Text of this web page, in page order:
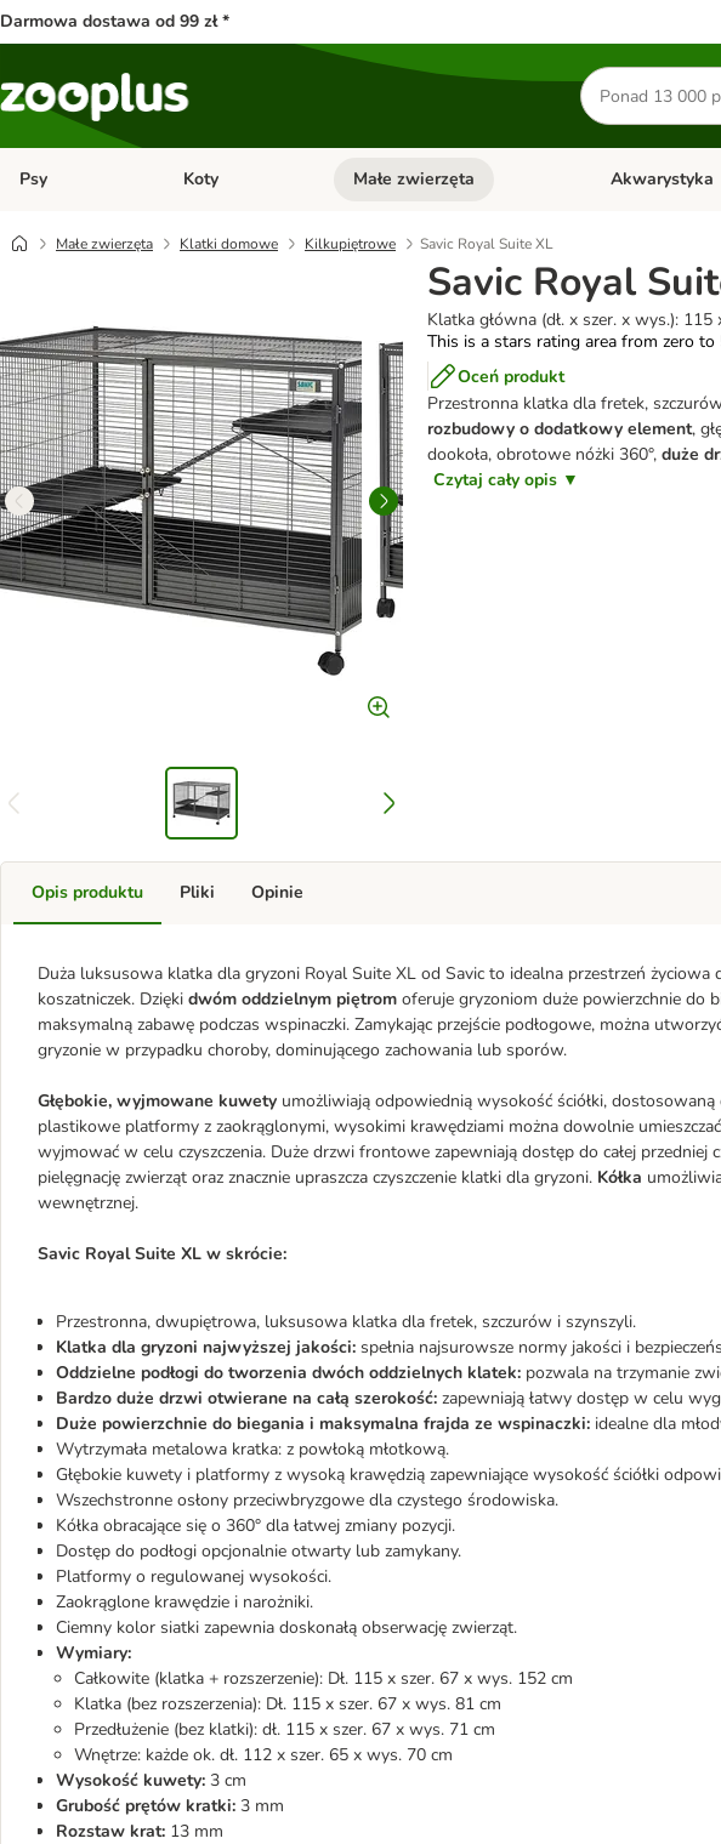
Darmowa dostawa od 99 zł *
Szukaj
produktów
Psy Otwórz menu kategorii: Psy
Koty Otwórz menu kategorii: Koty
Małe zwierzęta Otwórz menu
Akwarystyka
Małe zwierzęta Klatki domowe Kilkupiętrowe Savic Royal Suite XL
Savic Royal
Klatka główna (dł. x szer. x wys.):
This is a stars rating area from zero to
Oceń produkt
Przestronna klatka dla fretek,
rozbudowy o dodatkowy element,
dookoła, obrotowe nóżki 360°,duże
Czytaj cały opis ▼
Opis produktu
Duża luksusowa klatka dla gryzoni Royal Suite XL od Savic to idealna przestrzeń życiowa
koszatniczek. Dzięki dwóm oddzielnym piętrom oferuje gryzoniom duże powierzchnie do
maksymalną zabawę podczas wspinaczki. Zamykając przejście podłogowe, można
gryzonie w przypadku choroby, dominującego zachowania lub sporów.
Głębokie, wyjmowane kuwety umożliwiają odpowiednią wysokość ściółki,
plastikowe platformy z zaokrąglonymi, wysokimi krawędziami można dowolnie
wyjmować w celu czyszczenia. Duże drzwi frontowe zapewniają dostęp do całej przedniej
pielęgnację zwierząt oraz znacznie upraszcza czyszczenie klatki dla gryzoni. Kółka
wewnętrznej.
Savic Royal Suite XL w skrócie:
Przestronna, dwupiętrowa, luksusowa klatka dla fretek, szczurów i szynszyli.
Klatka dla gryzoni najwyższej jakości: spełnia najsurowsze normy jakości i
Oddzielne podłogi do tworzenia dwóch oddzielnych klatek: pozwala na trzymanie
Bardzo duże drzwi otwierane na całą szerokość: zapewniają łatwy dostęp w celu
Duże powierzchnie do biegania i maksymalna frajda ze wspinaczki: idealne dla
Wytrzymała metalowa kratka: z powłoką młotkową.
Głębokie kuwety i platformy z wysoką krawędzią zapewniające wysokość ściółki
Wszechstronne osłony przeciwbryzgowe dla czystego środowiska.
Kółka obracające się o 360° dla łatwej zmiany pozycji.
Dostęp do podłogi opcjonalnie otwarty lub zamykany.
Platformy o regulowanej wysokości.
Zaokrąglone krawędzie i narożniki.
Ciemny kolor siatki zapewnia doskonałą obserwację zwierząt.
Wymiary:
Całkowite (klatka + rozszerzenie): Dł. 115 x szer. 67 x wys. 152 cm
Klatka (bez rozszerzenia): Dł. 115 x szer. 67 x wys. 81 cm
Przedłużenie (bez klatki): dł. 115 x szer. 67 x wys. 71 cm
Wnętrze: każde ok. dł. 112 x szer. 65 x wys. 70 cm
Wysokość kuwety: 3 cm
Grubość prętów kratki: 3 mm
Rozstaw krat: 13 mm
Pliki Opinie